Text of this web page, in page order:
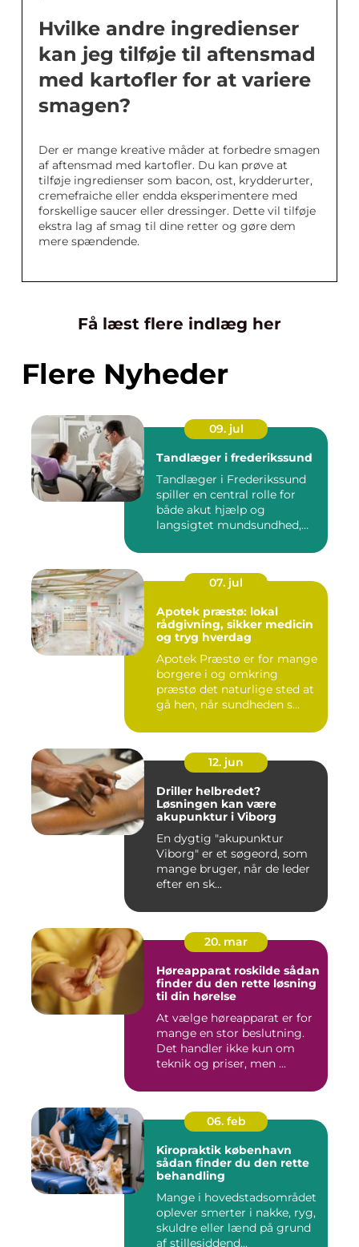
Hvilke andre ingredienser
kan jeg tilføje til aftensmad
med kartofler for at variere
smagen?
Der er mange kreative måder at forbedre smagen
af aftensmad med kartofler. Du kan prøve at
tilføje ingredienser som bacon, ost, krydderurter,
cremefraiche eller endda eksperimentere med
forskellige saucer eller dressinger. Dette vil tilføje
ekstra lag af smag til dine retter og gøre dem
mere spændende.
Få læst flere indlæg her
Flere Nyheder
09. jul
Tandlæger i frederikssund
Tandlæger i Frederikssund
spiller en central rolle for
både akut hjælp og
langsigtet mundsundhed,
07. jul
Apotek præstø: lokal
rådgivning, sikker medicin
og tryg hverdag
Apotek Præstø er for mange
borgere i og omkring
præstø det naturlige sted at
gå hen, når sundheden s...
12. jun
Driller helbredet?
Løsningen kan være
akupunktur i Viborg
En dygtig "akupunktur
Viborg" er et søgeord, som
mange bruger, når de leder
efter en sk...
20. mar
Høreapparat roskilde sådan
finder du den rette løsning
til din hørelse
At vælge høreapparat er for
mange en stor beslutning.
Det handler ikke kun om
teknik og priser, men ...
06. feb
Kiropraktik københavn
sådan finder du den rette
behandling
Mange i hovedstadsområdet
oplever smerter i nakke, ryg,
skuldre eller lænd på grund
af stillesiddend...